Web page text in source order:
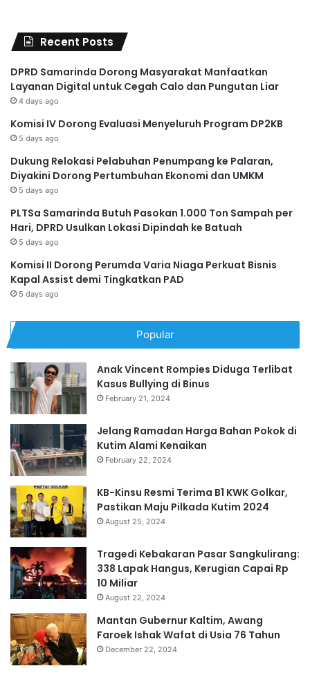
Recent Posts
DPRD Samarinda Dorong Masyarakat Manfaatkan
Layanan Digital untuk Cegah Calo dan Pungutan Liar
4 days ago
Komisi IV Dorong Evaluasi Menyeluruh Program DP2KB
5 days ago
Dukung Relokasi Pelabuhan Penumpang ke Palaran,
Diyakini Dorong Pertumbuhan Ekonomi dan UMKM
5 days ago
PLTSa Samarinda Butuh Pasokan 1.000 Ton Sampah per
Hari, DPRD Usulkan Lokasi Dipindah ke Batuah
5 days ago
Komisi II Dorong Perumda Varia Niaga Perkuat Bisnis
Kapal Assist demi Tingkatkan PAD
5 days ago
Popular
Anak Vincent Rompies Diduga Terlibat
Kasus Bullying di Binus
February 21, 2024
Jelang Ramadan Harga Bahan Pokok di
Kutim Alami Kenaikan
February 22, 2024
KB-Kinsu Resmi Terima B1 KWK Golkar,
Pastikan Maju Pilkada Kutim 2024
August 25, 2024
Tragedi Kebakaran Pasar Sangkulirang:
338 Lapak Hangus, Kerugian Capai Rp
10 Miliar
August 22, 2024
Mantan Gubernur Kaltim, Awang
Faroek Ishak Wafat di Usia 76 Tahun
December 22, 2024